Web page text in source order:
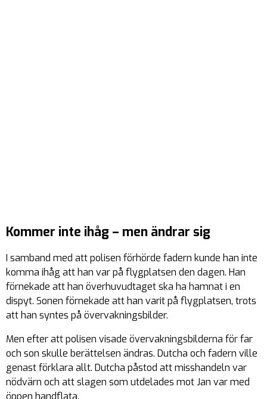
Kommer inte ihåg – men ändrar sig
I samband med att polisen förhörde fadern kunde han inte
komma ihåg att han var på flygplatsen den dagen. Han
förnekade att han överhuvudtaget ska ha hamnat i en
dispyt. Sonen förnekade att han varit på flygplatsen, trots
att han syntes på övervakningsbilder.
Men efter att polisen visade övervakningsbilderna för far
och son skulle berättelsen ändras. Dutcha och fadern ville
genast förklara allt. Dutcha påstod att misshandeln var
nödvärn och att slagen som utdelades mot Jan var med
öppen handflata.